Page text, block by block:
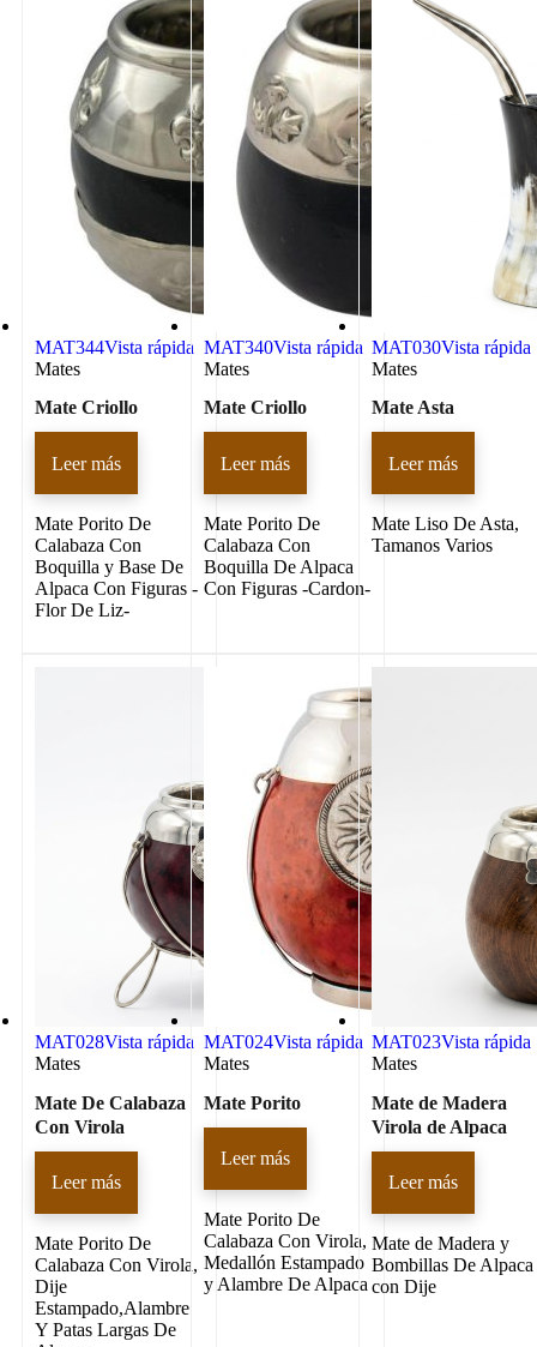
MAT344Vista rápida
Mates
Mate Criollo
Leer más
Mate Porito De
Calabaza Con
Boquilla y Base De
Alpaca Con Figuras -
Flor De Liz-
MAT340Vista rápida
Mates
Mate Criollo
Leer más
Mate Porito De
Calabaza Con
Boquilla De Alpaca
Con Figuras -Cardon-
MAT030Vista rápida
Mates
Mate Asta
Leer más
Mate Liso De Asta,
Tamanos Varios
MAT028Vista rápida
Mates
Mate De Calabaza
Con Virola
Leer más
Mate Porito De
Calabaza Con Virola,
Dije
Estampado,Alambre
Y Patas Largas De
MAT024Vista rápida
Mates
Mate Porito
Leer más
Mate Porito De
Calabaza Con Virola,
Medallón Estampado
y Alambre De Alpaca
MAT023Vista rápida
Mates
Mate de Madera
Virola de Alpaca
Leer más
Mate de Madera y
Bombillas De Alpaca
con Dije